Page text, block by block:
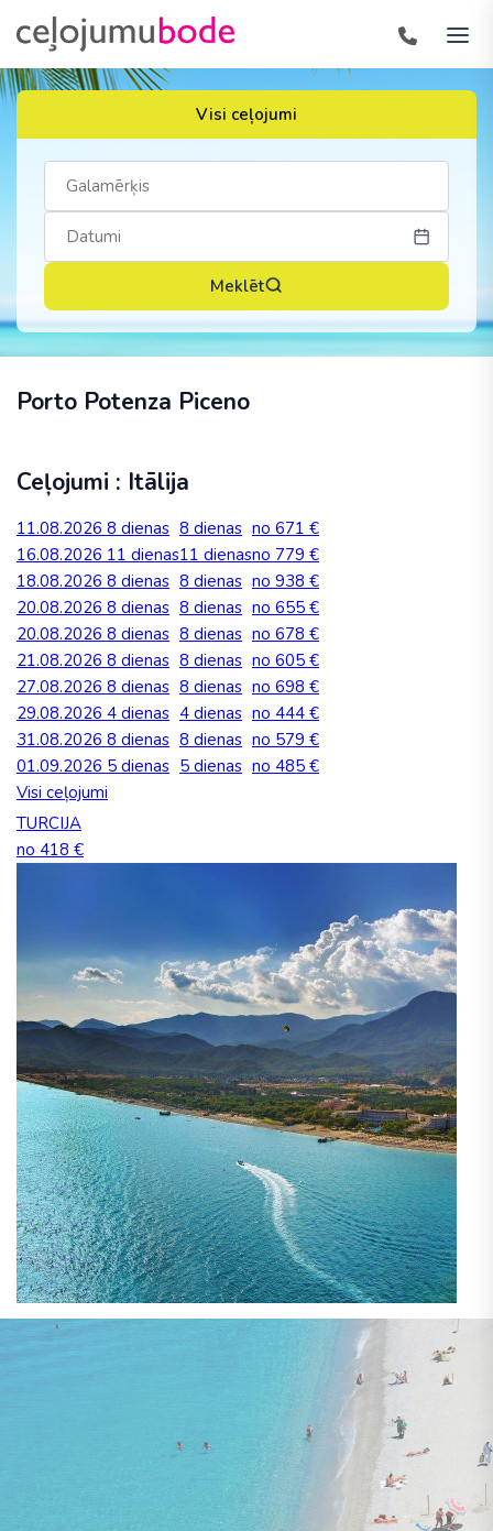
Visi ceļojumi
Meklēt
Porto Potenza Piceno
Ceļojumi : Itālija
11.08.2026 8 dienas 8 dienas no 671 €
16.08.2026 11 dienas11 dienasno 779 €
18.08.2026 8 dienas 8 dienas no 938 €
20.08.2026 8 dienas 8 dienas no 655 €
20.08.2026 8 dienas 8 dienas no 678 €
21.08.2026 8 dienas 8 dienas no 605 €
27.08.2026 8 dienas 8 dienas no 698 €
29.08.2026 4 dienas 4 dienas no 444 €
31.08.2026 8 dienas 8 dienas no 579 €
01.09.2026 5 dienas 5 dienas no 485 €
Visi ceļojumi
TURCIJA
no 418 €
11. - 18. oktobris
GRUPOTEL CALA MARSAL NATURE HOTEL 4★